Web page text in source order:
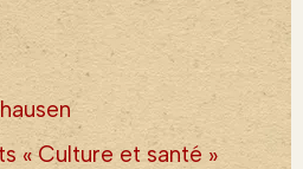
« Culture et santé »